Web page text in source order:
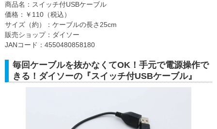
商品名：スイッチ付USBケーブル
価格：￥110（税込）
サイズ（約）：ケーブルの長さ25cm
販売ショップ：ダイソー
JANコード：4550480858180
毎回ケーブルを抜かなくてOK！手元で電源操作で
きる！ダイソーの『スイッチ付USBケーブル』